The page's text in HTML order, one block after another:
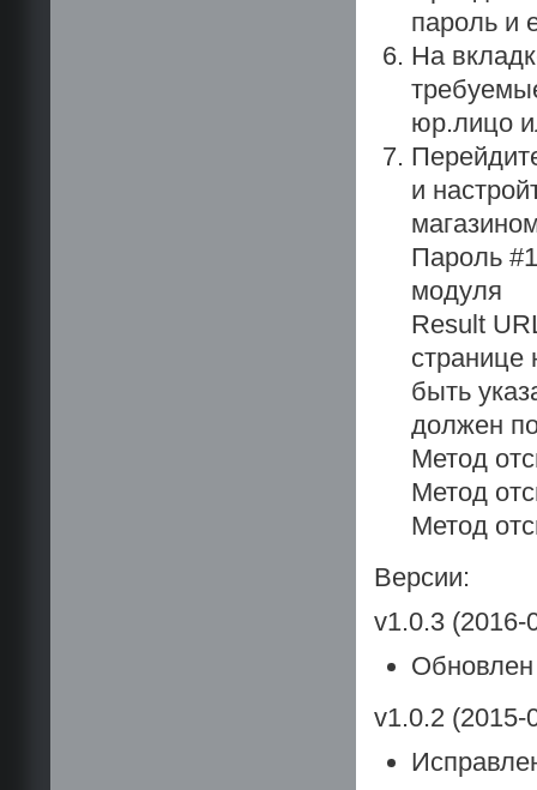
пароль и
На
юр.лицо
и
Пароль
модуля
Result
странице
быть
должен
Метод
Метод
Метод
Версии:
v1.0.3 (2016-
v1.0.2 (2015-